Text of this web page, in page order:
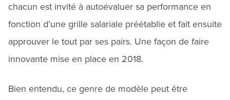
chacun est invité à autoévaluer sa performance en
fonction d’une grille salariale préétablie et fait ensuite
approuver le tout par ses pairs. Une façon de faire
innovante mise en place en 2018.
Bien entendu, ce genre de modèle peut être